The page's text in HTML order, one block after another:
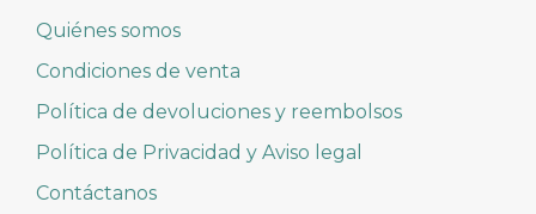
Quiénes somos
Condiciones de venta
Política de devoluciones y reembolsos
Política de Privacidad y Aviso legal
Contáctanos